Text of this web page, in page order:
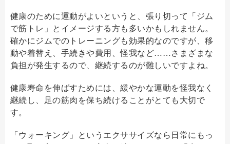
健康のために運動がよいというと、張り切って「ジム
で筋トレ」とイメージする方も多いかもしれません。
確かにジムでのトレーニングも効果的なのですが、移
動や着替え、手続きや費用、怪我など……さまざまな
負担が発生するので、継続するのが難しいですよね。
健康寿命を伸ばすためには、緩やかな運動を怪我なく
継続し、足の筋肉を保ち続けることがとても大切で
す。
「ウォーキング」というエクササイズなら日常にもっ